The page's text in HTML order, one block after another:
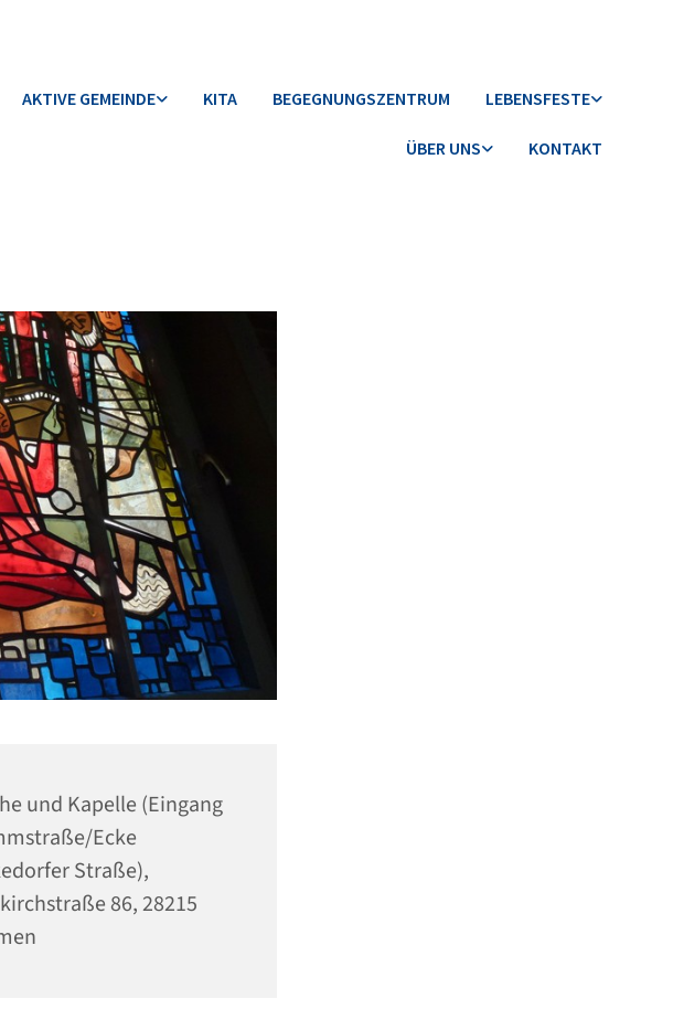
AKTIVE GEMEINDE KITA BEGEGNUNGSZENTRUM LEBENSFESTE
ÜBER UNS KONTAKT
und Kapelle (Eingang
Ecke
Straße),
86, 28215